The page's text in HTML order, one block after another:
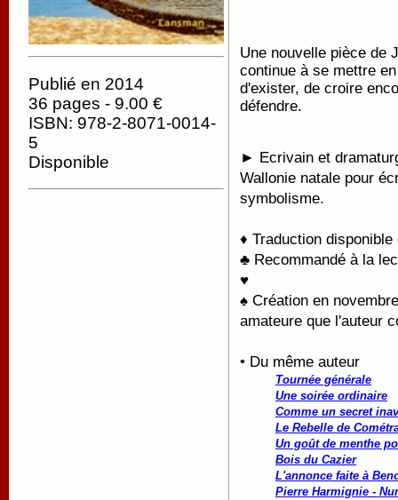
Publié en 2014
36 pages - 9.00 €
ISBN: 978-2-8071-0014-
5
Disponible
Une nouvelle pièce de
continue à se mettre
d'exister, de croire
défendre.
► Ecrivain et
Wallonie natale pour
symbolisme.
♦ Traduction
♣ Recommandé à la
♥
♠ Création en
amateure que l'auteur
• Du même auteur
Tournée générale
Une soirée ordinaire
Comme un secret
Le Rebelle de
Un goût de menthe
Bois du Cazier
L'annonce faite à
Pierre Harmignie -